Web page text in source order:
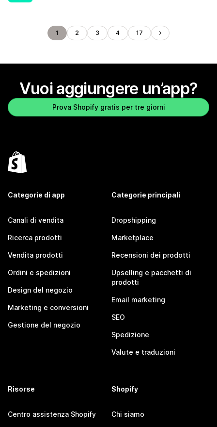
1 2 3 4 17
Vuoi aggiungere un’app?
Prova Shopify gratis per tre giorni
Categorie di app
Canali di vendita
Ricerca prodotti
Vendita prodotti
Ordini e spedizioni
Design del negozio
Marketing e conversioni
Gestione del negozio
Categorie principali
Dropshipping
Marketplace
Recensioni dei prodotti
Upselling e pacchetti di
prodotti
Email marketing
SEO
Spedizione
Valute e traduzioni
Risorse
Centro assistenza Shopify
Shopify
Chi siamo